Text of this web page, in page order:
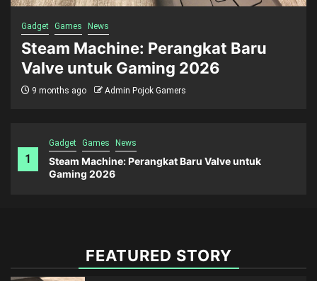
1
Gadget Games News
Steam Machine: Perangkat Baru Valve untuk
Gaming 2026
Gadget Games News
Steam Machine: Perangkat Baru
Valve untuk Gaming 2026
9 months ago Admin Pojok Gamers
FEATURED STORY